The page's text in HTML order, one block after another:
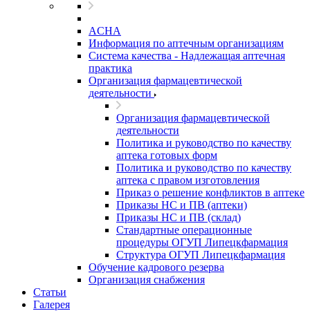
ACHA
Информация по аптечным организациям
Система качества - Надлежащая аптечная
практика
Организация фармацевтической
деятельности
Организация фармацевтической
деятельности
Политика и руководство по качеству
аптека готовых форм
Политика и руководство по качеству
аптека с правом изготовления
Приказ о решение конфликтов в аптеке
Приказы НС и ПВ (аптеки)
Приказы НС и ПВ (склад)
Стандартные операционные
процедуры ОГУП Липецкфармация
Структура ОГУП Липецкфармация
Обучение кадрового резерва
Организация снабжения
Статьи
Галерея